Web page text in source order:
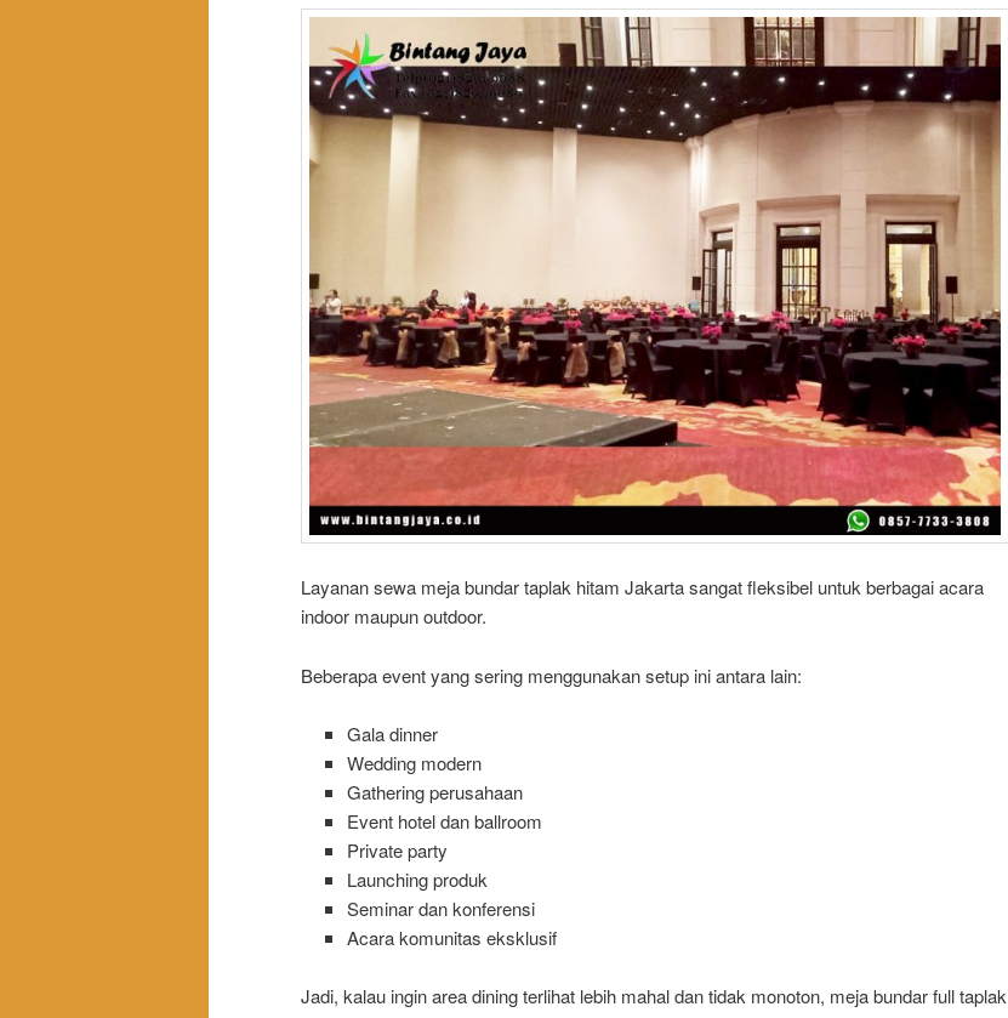
Layanan sewa meja bundar taplak hitam Jakarta sangat fleksibel untuk berbagai acara
indoor maupun outdoor.
Beberapa event yang sering menggunakan setup ini antara lain:
Gala dinner
Wedding modern
Gathering perusahaan
Event hotel dan ballroom
Private party
Launching produk
Seminar dan konferensi
Acara komunitas eksklusif
Jadi, kalau ingin area dining terlihat lebih mahal dan tidak monoton, meja bundar full taplak